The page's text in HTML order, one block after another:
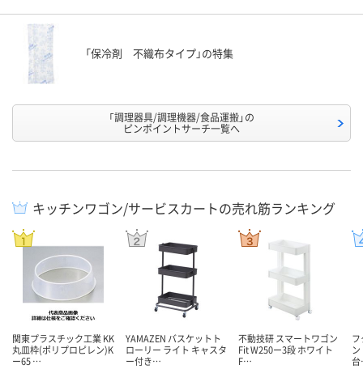
「保冷剤 不織布タイプ」の特集
「調理器具/調理機器/食品運搬」の
ピンポイントサーチ一覧へ
キッチンワゴン/サービスカートの売れ筋ランキング
関東プラスチック工業 KK
丸皿枠(ポリプロピレン)K
ー65 …
YAMAZEN バスケットト
ローリー ライト キャスタ
ー付き…
不動技研 スマートワゴン
Fit W250ー3段 ホワイト
F…
ン